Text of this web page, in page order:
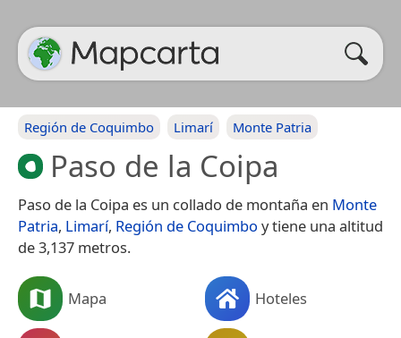
Región de Coquimbo Limarí Monte Patria
Paso de la Coipa
Paso de la Coipa es un collado de montaña en Monte
Patria, Limarí, Región de Coquimbo y tiene una altitud
de 3,137 metros.
Mapa Hoteles